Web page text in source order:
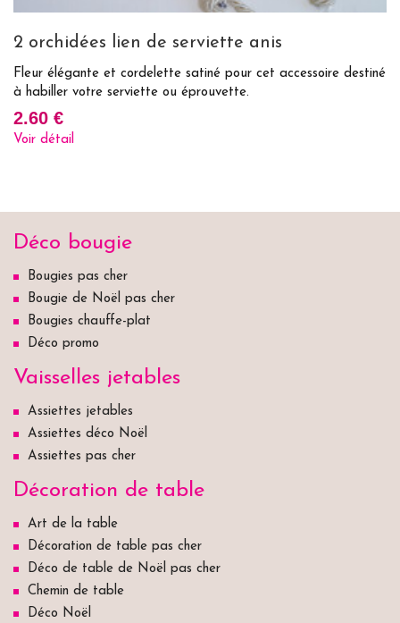
2 orchidées lien de serviette anis
Fleur élégante et cordelette satiné pour cet accessoire destiné
à habiller votre serviette ou éprouvette.
2.60 €
Voir détail
Déco bougie
Bougies pas cher
Bougie de Noël pas cher
Bougies chauffe-plat
Déco promo
Vaisselles jetables
Assiettes jetables
Assiettes déco Noël
Assiettes pas cher
Décoration de table
Art de la table
Décoration de table pas cher
Déco de table de Noël pas cher
Chemin de table
Déco Noël